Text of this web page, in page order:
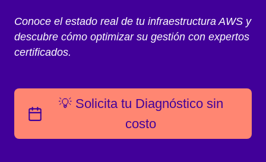
Conoce el estado real de tu infraestructura AWS y
descubre cómo optimizar su gestión con expertos
certificados.
💡 Solicita tu Diagnóstico sin
costo